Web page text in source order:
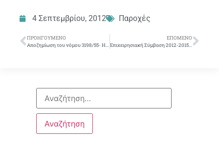
4 Σεπτεμβρίου, 2012 Παροχές
ΠΡΟΗΓΟΎΜΕΝΟ
Αποζημίωση του νόμου 3198/55- Η αποζημίωση θα καταβάλλεται άμεσα με την παραίτηση λόγω συνταξιοδότησης
ΕΠΌΜΕΝΟ
Επιχειρησιακή Σύμβαση 2012-2015 – Ατομικά δάνεια μέσω της Διεύθυνσης Προσωπικού